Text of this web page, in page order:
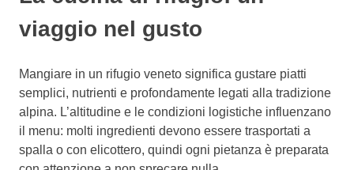
viaggio nel gusto
Mangiare in un rifugio veneto significa gustare piatti
semplici, nutrienti e profondamente legati alla tradizione
alpina. L’altitudine e le condizioni logistiche influenzano
il menu: molti ingredienti devono essere trasportati a
spalla o con elicottero, quindi ogni pietanza è preparata